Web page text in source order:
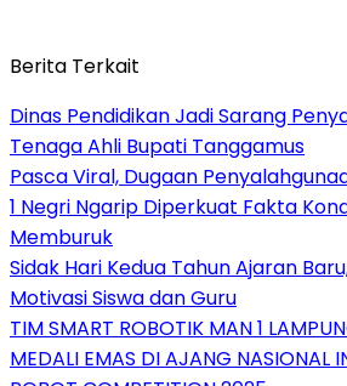
Berita Terkait
Dinas Pendidikan Jadi Sarang
Tenaga Ahli Bupati Tanggamus
Pasca Viral, Dugaan
1 Negri Ngarip Diperkuat Fakta
Memburuk
Sidak Hari Kedua Tahun Ajaran
Motivasi Siswa dan Guru
TIM SMART ROBOTIK MAN 1
MEDALI EMAS DI AJANG NASIONAL